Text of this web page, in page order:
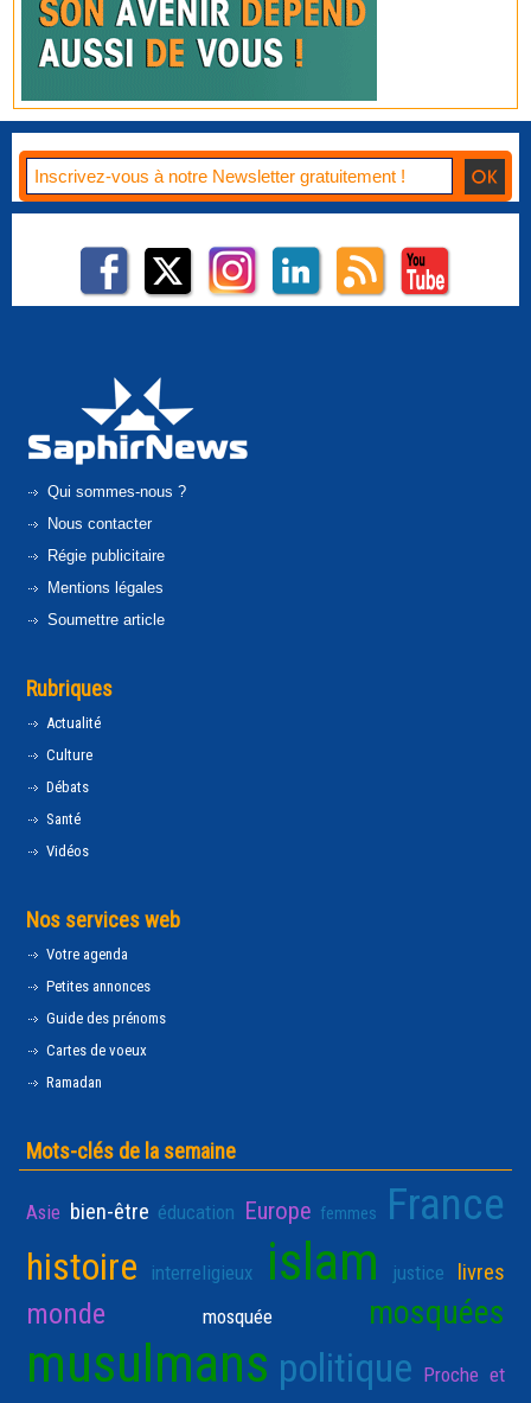
Qui sommes-nous ?
Nous contacter
Régie publicitaire
Mentions légales
Soumettre article
Rubriques
Actualité
Culture
Débats
Santé
Vidéos
Nos services web
Votre agenda
Petites annonces
Guide des prénoms
Cartes de voeux
Ramadan
Mots-clés de la semaine
Asie bien-être éducation Europe femmes France
histoire interreligieux islam justice livres
monde mosquée mosquées
musulmans politique Proche et